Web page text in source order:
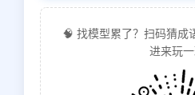
🧠 找模型累了？扫码猜成
进来玩